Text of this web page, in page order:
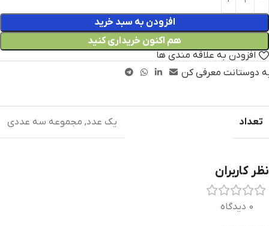
افزودن به سبد خرید
هم اکنون خریداری کنید
افزودن به علاقه مندی ها
دوستانت معرفی کن
تعداد یک عدد, مجموعه سه عددی
نظر کاربران
0 دیدگاه